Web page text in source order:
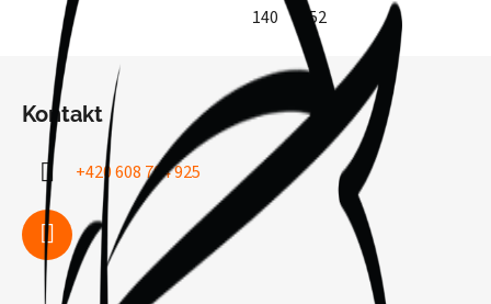
140 152
Kontakt
+420 608 704 925